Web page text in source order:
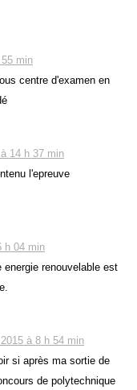
min
centre d'examen en
14 h 37 min
l'epreuve
h 04 min
renouvelable est
à 8 h 54 min
si après ma sortie de
de polytechnique